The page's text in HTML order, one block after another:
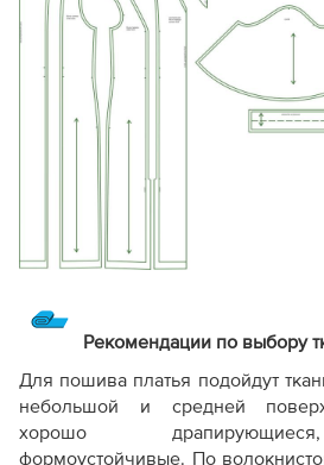
Рекомендации по выбору
Для пошива платья подойдут
небольшой и средней
хорошо
формоустойчивые. По